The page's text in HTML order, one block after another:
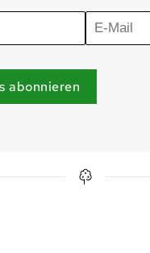
abonnieren